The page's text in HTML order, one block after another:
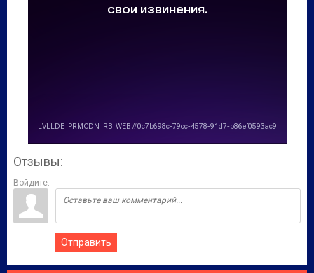
Отзывы:
Войдите:
Отправить